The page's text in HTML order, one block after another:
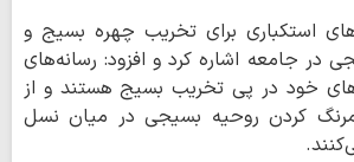
استکباری برای تخریب چهره بسیج و
در جامعه اشاره کرد و افزود: رسانه‌های
خود در پی تخریب بسیج هستند و از
کردن روحیه بسیجی در میان نسل